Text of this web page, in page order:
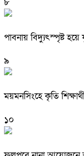
পাবনায় বিদ্যুৎস্পৃষ্ট হয়ে
৯
ময়মনসিংহে কৃতি
১০